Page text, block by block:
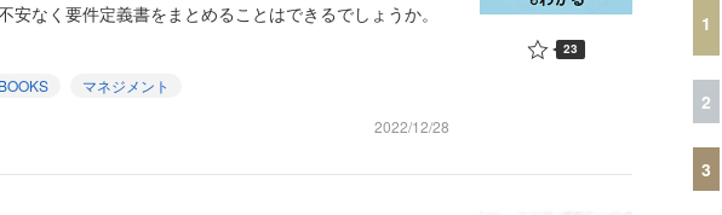
安なく要件定義書をまとめることはできるでしょうか。
BOOKS
マネジメント
2022/12/28
23
1
2
3